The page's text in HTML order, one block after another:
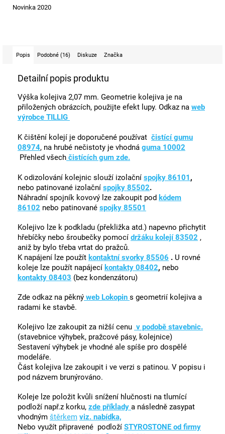
Novinka 2020
Popis Podobné (16) Diskuze Značka
Detailní popis produktu
Výška kolejiva 2,07 mm. Geometrie kolejiva je na
přiložených obrázcích, použijte efekt lupy. Odkaz na web
výrobce TILLIG
K čištění kolejí je doporučené používat čistící gumu
08974, na hrubé nečistoty je vhodná guma 10002
Přehled všech čistících gum zde.
K odizolování kolejnic slouží izolační spojky 86101 ,
nebo patinované izolační spojky 85502.
Náhradní spojník kovový lze zakoupit pod kódem
86102 nebo patinované spojky 85501
Kolejivo lze k podkladu (překližka atd.) napevno přichytit
hřebíčky nebo šroubečky pomocí držáku kolejí 83502 ,
aniž by bylo třeba vrtat do pražců.
K napájení lze použít kontaktní svorky 85506 . U rovné
koleje lze použít napájecí kontakty 08402, nebo
kontakty 08403 (bez kondenzátoru)
Zde odkaz na pěkný web Lokopin s geometrií kolejiva a
radami ke stavbě.
Kolejivo lze zakoupit za nižší cenu v podobě stavebnic.
(stavebnice výhybek, pražcové pásy, kolejnice)
Sestavení výhybek je vhodné ale spíše pro dospělé
modeláře.
Část kolejiva lze zakoupit i ve verzi s patinou. V popisu i
pod názvem brunýrováno.
Koleje lze položit kvůli snížení hlučnosti na tlumící
podloží např.z korku, zde příklady a následně zasypat
vhodným štěrkem viz. nabídka,
Nebo využít připravené podloží STYROSTONE od firmy